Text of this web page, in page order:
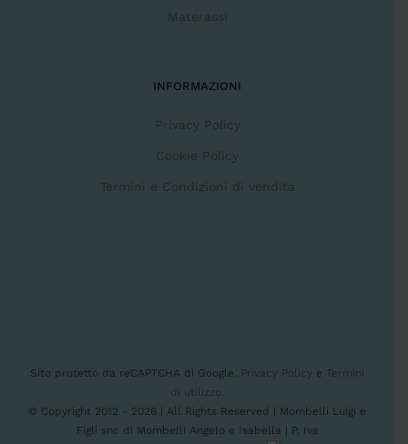
Materassi
INFORMAZIONI
Privacy Policy
Cookie Policy
Termini e Condizioni di vendita
Sito protetto da reCAPTCHA di Google. Privacy Policy e Termini
di utilizzo.
© Copyright 2012 - 2026 | All Rights Reserved | Mombelli Luigi e
Figli snc di Mombelli Angelo e Isabella | P. Iva